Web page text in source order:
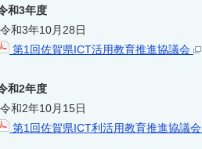
和3年度
令和3年10月28日
第1回佐賀県ICT活用教育推進協議会
和2年度
令和2年10月15日
第1回佐賀県ICT利活用教育推進協議会